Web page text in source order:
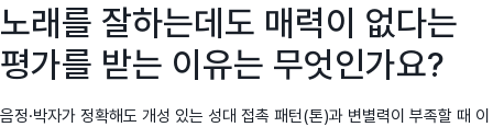
노래를 잘하는데도 매력이 없다는
평가를 받는 이유는 무엇인가요?
음정·박자가 정확해도 개성 있는 성대 접촉 패턴(톤)과 변별력이 부족할 때 이